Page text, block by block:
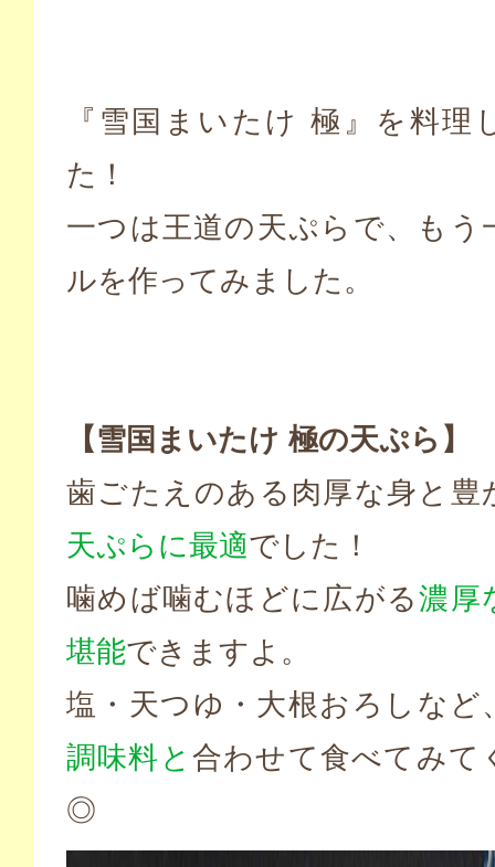
『雪国まいたけ 極』を料理
た！
一つは王道の天ぷらで、もう
ルを作ってみました。
【雪国まいたけ 極の天ぷら】
歯ごたえのある肉厚な身と豊
天ぷらに最適でした！
噛めば噛むほどに広がる濃厚
堪能できますよ。
塩・天つゆ・大根おろしなど
調味料と 合わせて食べてみて
◎